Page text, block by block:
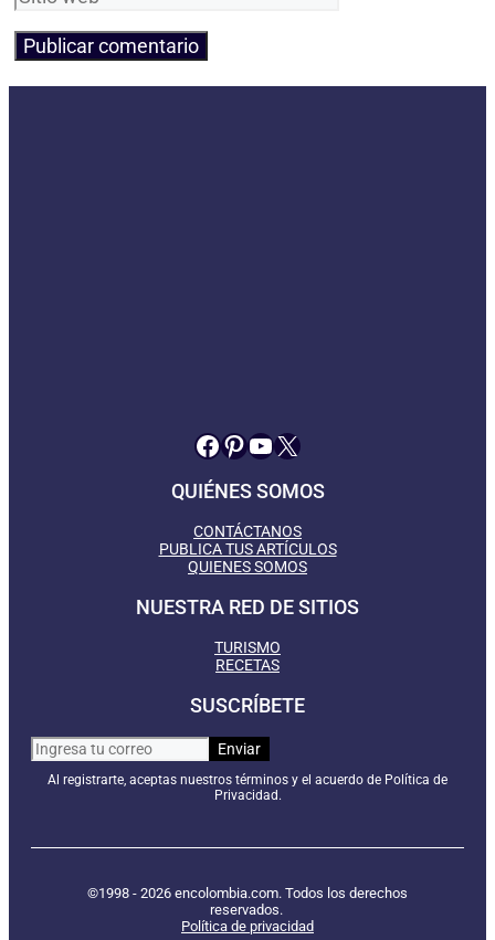
Facebook
Pinterest
YouTube
X
QUIÉNES SOMOS
CONTÁCTANOS
PUBLICA TUS ARTÍCULOS
QUIENES SOMOS
NUESTRA RED DE SITIOS
TURISMO
RECETAS
SUSCRÍBETE
Al registrarte, aceptas nuestros términos y el acuerdo de Política de
Privacidad.
©1998 - 2026 encolombia.com. Todos los derechos
reservados.
Política de privacidad